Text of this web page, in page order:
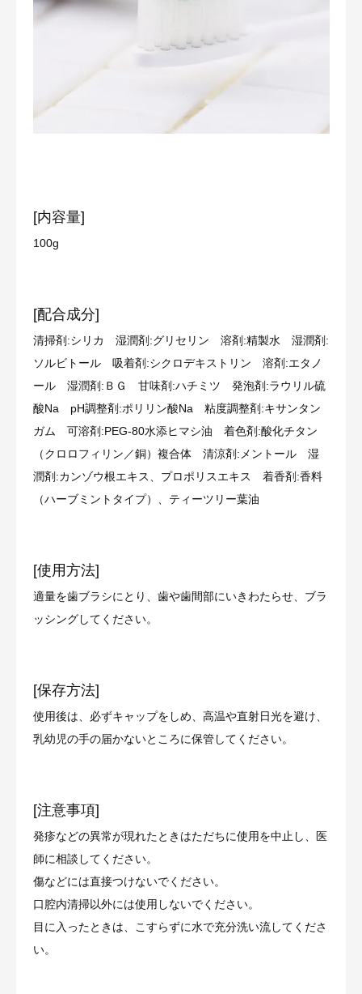
[内容量]
100g
[配合成分]
清掃剤:シリカ 湿潤剤:グリセリン 溶剤:精製水 湿潤剤:
ソルビトール 吸着剤:シクロデキストリン 溶剤:エタノ
ール 湿潤剤:ＢＧ 甘味剤:ハチミツ 発泡剤:ラウリル硫
酸Na pH調整剤:ポリリン酸Na 粘度調整剤:キサンタン
ガム 可溶剤:PEG-80水添ヒマシ油 着色剤:酸化チタン
（クロロフィリン／銅）複合体 清涼剤:メントール 湿
潤剤:カンゾウ根エキス、プロポリスエキス 着香剤:香料
（ハーブミントタイプ）、ティーツリー葉油
[使用方法]
適量を歯ブラシにとり、歯や歯間部にいきわたらせ、ブラ
ッシングしてください。
[保存方法]
使用後は、必ずキャップをしめ、高温や直射日光を避け、
乳幼児の手の届かないところに保管してください。
[注意事項]
発疹などの異常が現れたときはただちに使用を中止し、医
師に相談してください。
傷などには直接つけないでください。
口腔内清掃以外には使用しないでください。
目に入ったときは、こすらずに水で充分洗い流してくださ
い。